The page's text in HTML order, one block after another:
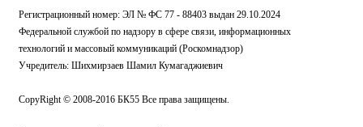
Регистрационный номер: ЭЛ № ФС 77 - 88403 выдан 29.10.2024
Федеральной службой по надзору в сфере связи, информационных
технологий и массовый коммуникаций (Роскомнадзор)
Учредитель: Шихмирзаев Шамил Кумагаджиевич
CopyRight © 2008-2016 БК55 Все права защищены.